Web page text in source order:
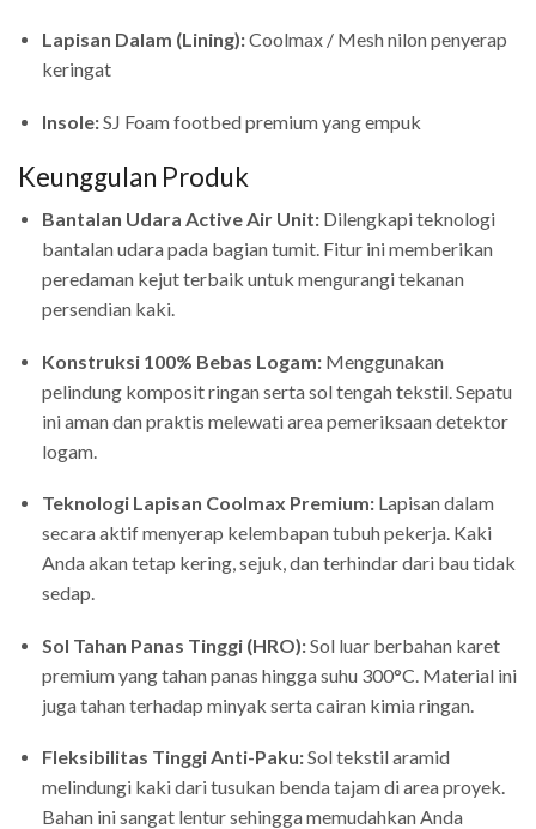
Lapisan Dalam (Lining):Coolmax / Mesh nilon penyerap
keringat
Insole:SJ Foam footbed premium yang empuk
Keunggulan Produk
Bantalan Udara Active Air Unit: Dilengkapi teknologi
bantalan udara pada bagian tumit. Fitur ini memberikan
peredaman kejut terbaik untuk mengurangi tekanan
persendian kaki.
Konstruksi 100% Bebas Logam: Menggunakan
pelindung komposit ringan serta sol tengah tekstil. Sepatu
ini aman dan praktis melewati area pemeriksaan detektor
logam.
Teknologi Lapisan Coolmax Premium: Lapisan dalam
secara aktif menyerap kelembapan tubuh pekerja. Kaki
Anda akan tetap kering, sejuk, dan terhindar dari bau tidak
sedap.
Sol Tahan Panas Tinggi (HRO):Sol luar berbahan karet
premium yang tahan panas hingga suhu 300°C. Material ini
juga tahan terhadap minyak serta cairan kimia ringan.
Fleksibilitas Tinggi Anti-Paku:Sol tekstil aramid
melindungi kaki dari tusukan benda tajam di area proyek.
Bahan ini sangat lentur sehingga memudahkan Anda